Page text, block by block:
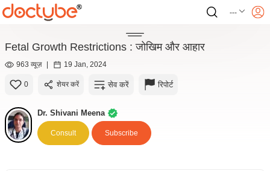
---
Fetal Growth Restrictions : जोखिम और आहार
963 व्यूज़ | 19 Jan, 2024
0 शेयर करें सेव करें रिपोर्ट
Dr. Shivani Meena
Consult Subscribe